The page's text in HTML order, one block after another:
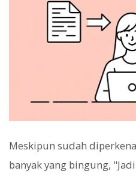
Meskipun sudah
banyak yang bingung,